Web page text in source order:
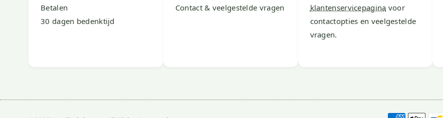
Betalen
30 dagen bedenktijd
Contact & veelgestelde vragen
klantenservicepagina voor
contactopties en veelgestelde
vragen.